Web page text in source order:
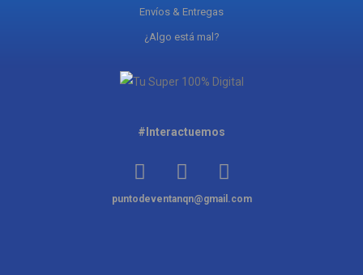
Envíos & Entregas
¿Algo está mal?
#Interactuemos
puntodeventanqn@gmail.com